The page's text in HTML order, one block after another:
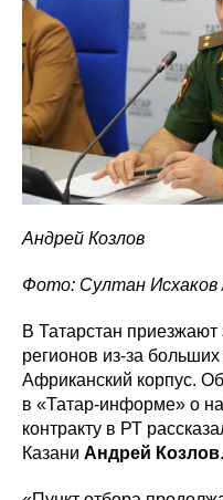
Андрей Козлов
Фото: Султан
В Татарстан приезжают
регионов из-за
Африканский корпус.
в «Татар-информе» о
контракту в РТ
Казани Андрей Козлов.